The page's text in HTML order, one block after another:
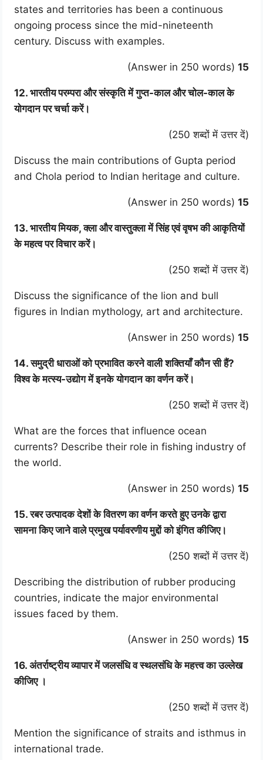
states and territories has been a continuous
ongoing process since the mid-nineteenth
century. Discuss with examples.
(Answer in 250 words) 15
12. भारतीय परम्परा और संस्कृति में गुप्त-काल और चोल-काल के
योगदान पर चर्चा करें।
(250 शब्दों में उत्तर दें)
Discuss the main contributions of Gupta period
and Chola period to Indian heritage and culture.
(Answer in 250 words) 15
13. भारतीय मियक, क्ला और वास्तुक्ला में सिंह एवं वृषभ की आकृतियों
के महत्व पर विचार करें।
(250 शब्दों में उत्तर दें)
Discuss the significance of the lion and bull
figures in Indian mythology, art and architecture.
(Answer in 250 words) 15
14. समुद्री धाराओं को प्रभावित करने वाली शक्तियाँ कौन सी हैं?
विश्व के मत्स्य-उद्योग में इनके योगदान का वर्णन करें।
(250 शब्दों में उत्तर दें)
What are the forces that influence ocean
currents? Describe their role in fishing industry of
the world.
(Answer in 250 words) 15
15. रबर उत्पादक देशों के वितरण का वर्णन करते हुए उनके द्वारा
सामना किए जाने वाले प्रमुख पर्यावरणीय मुद्दों को इंगित कीजिए।
(250 शब्दों में उत्तर दें)
Describing the distribution of rubber producing
countries, indicate the major environmental
issues faced by them.
(Answer in 250 words) 15
16. अंतर्राष्ट्रीय व्यापार में जलसंधि व स्थलसंधि के महत्त्व का उल्लेख
कीजिए ।
(250 शब्दों में उत्तर दें)
Mention the significance of straits and isthmus in
international trade.